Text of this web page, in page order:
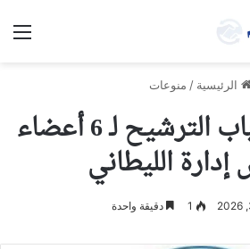
الرئيسية / منوعات
الطاقة تفتح باب الترشيح لـ 6 أعضاء
الليطاني
1 دقيقة واحدة